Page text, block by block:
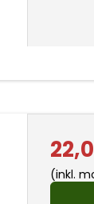
(inkl.